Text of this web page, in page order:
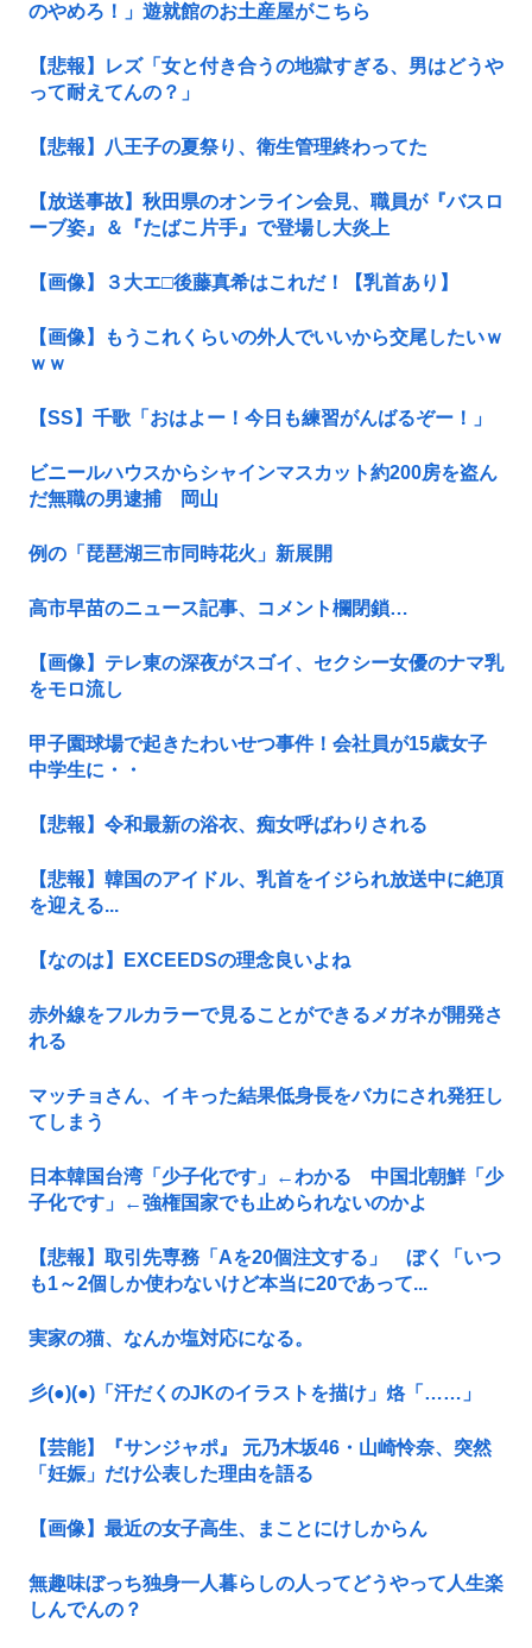
のやめろ！」遊就館のお土産屋がこちら
【悲報】レズ「女と付き合うの地獄すぎる、男はどうや
って耐えてんの？」
【悲報】八王子の夏祭り、衛生管理終わってた
【放送事故】秋田県のオンライン会見、職員が『バスロ
ーブ姿』＆『たばこ片手』で登場し大炎上
【画像】３大エ□後藤真希はこれだ！【乳首あり】
【画像】もうこれくらいの外人でいいから交尾したいｗ
ｗｗ
【SS】千歌「おはよー！今日も練習がんばるぞー！」
ビニールハウスからシャインマスカット約200房を盗ん
だ無職の男逮捕 岡山
例の「琵琶湖三市同時花火」新展開
高市早苗のニュース記事、コメント欄閉鎖…
【画像】テレ東の深夜がスゴイ、セクシー女優のナマ乳
をモロ流し
甲子園球場で起きたわいせつ事件！会社員が15歳女子
中学生に・・
【悲報】令和最新の浴衣、痴女呼ばわりされる
【悲報】韓国のアイドル、乳首をイジられ放送中に絶頂
を迎える...
【なのは】EXCEEDSの理念良いよね
赤外線をフルカラーで見ることができるメガネが開発さ
れる
マッチョさん、イキった結果低身長をバカにされ発狂し
てしまう
日本韓国台湾「少子化です」←わかる 中国北朝鮮「少
子化です」←強権国家でも止められないのかよ
【悲報】取引先専務「Aを20個注文する」 ぼく「いつ
も1～2個しか使わないけど本当に20であって...
実家の猫、なんか塩対応になる。
彡(●)(●)「汗だくのJKのイラストを描け」烙「……」
【芸能】『サンジャポ』 元乃木坂46・山崎怜奈、突然
「妊娠」だけ公表した理由を語る
【画像】最近の女子高生、まことにけしからん
無趣味ぼっち独身一人暮らしの人ってどうやって人生楽
しんでんの？